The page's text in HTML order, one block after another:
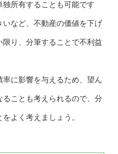
所有することも可能です
など、不動産の価値を下げ
り、分筆することで不利益
に影響を与えるため、望ん
ことも考えられるので、分
よく考えましょう。